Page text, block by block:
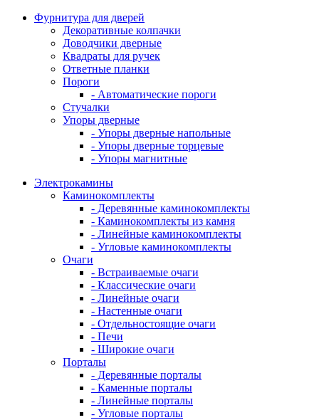
Фурнитура для дверей
Декоративные колпачки
Доводчики дверные
Квадраты для ручек
Ответные планки
Пороги
- Автоматические пороги
Стучалки
Упоры дверные
- Упоры дверные напольные
- Упоры дверные торцевые
- Упоры магнитные
Электрокамины
Каминокомплекты
- Деревянные каминокомплекты
- Каминокомплекты из камня
- Линейные каминокомплекты
- Угловые каминокомплекты
Очаги
- Встраиваемые очаги
- Классические очаги
- Линейные очаги
- Настенные очаги
- Отдельностоящие очаги
- Печи
- Широкие очаги
Порталы
- Деревянные порталы
- Каменные порталы
- Линейные порталы
- Угловые порталы